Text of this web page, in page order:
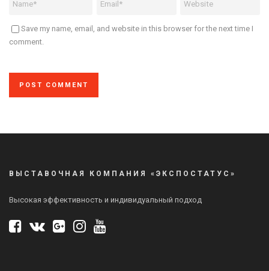
Save my name, email, and website in this browser for the next time I
comment.
ВЫСТАВОЧНАЯ КОМПАНИЯ «ЭКСПОСТАТУС»
Высокая эффективность и индивидуальный подход